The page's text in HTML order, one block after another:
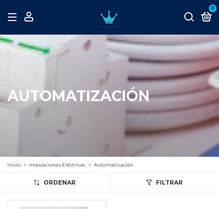
0
AUTOMATIZACIÓN
Inicio > Instalaciones Eléctricas > Automatización
ORDENAR FILTRAR